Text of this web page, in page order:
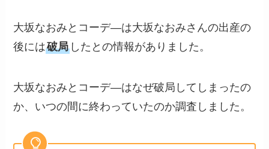
大坂なおみとコーデ―は大坂なおみさんの出産の
後には破局 したとの情報がありました。
大坂なおみとコーデ―はなぜ破局してしまったの
か、いつの間に終わっていたのか調査しました。